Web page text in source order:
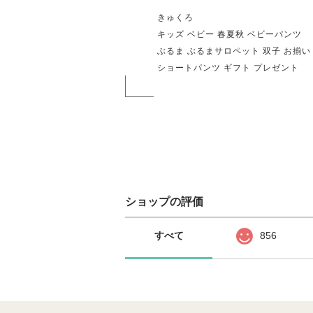
きゅくろ
キッズ ベビー 春夏秋 ベビーパンツ
ぶるま ぶるまサロペット 双子 お揃い
ショートパンツ ギフト プレゼント
ショップの評価
すべて 856